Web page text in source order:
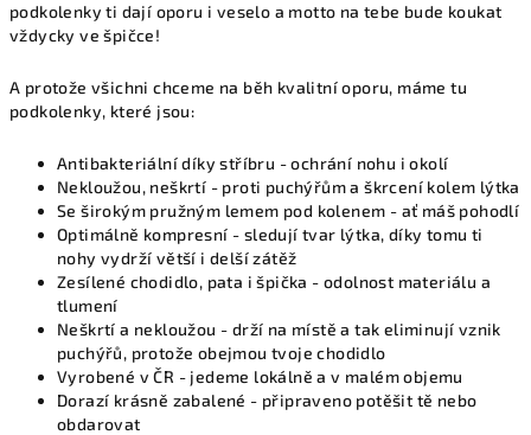
podkolenky ti dají oporu i veselo a motto na tebe bude koukat
vždycky ve špičce!
A protože všichni chceme na běh kvalitní oporu, máme tu
podkolenky, které jsou:
Antibakteriální díky stříbru - ochrání nohu i okolí
Nekloužou, neškrtí - proti puchýřům a škrcení kolem lýtka
Se širokým pružným lemem pod kolenem - ať máš pohodlí
Optimálně kompresní - sledují tvar lýtka, díky tomu ti
nohy vydrží větší i delší zátěž
Zesílené chodidlo, pata i špička - odolnost materiálu a
tlumení
Neškrtí a nekloužou - drží na místě a tak eliminují vznik
puchýřů, protože obejmou tvoje chodidlo
Vyrobené v ČR - jedeme lokálně a v malém objemu
Dorazí krásně zabalené - připraveno potěšit tě nebo
obdarovat